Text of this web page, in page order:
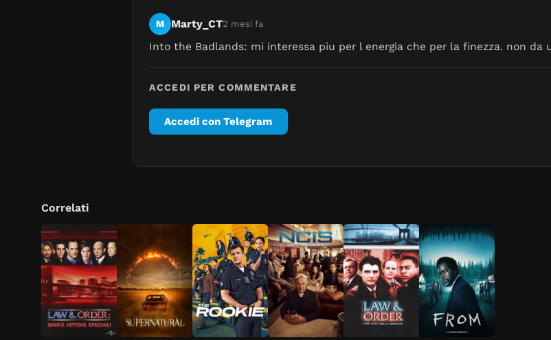
M Marty_CT2 mesi fa
Into the Badlands: mi interessa piu per l energia che per la finezza. non da
ACCEDI PER COMMENTARE
Accedi con Telegram
Correlati